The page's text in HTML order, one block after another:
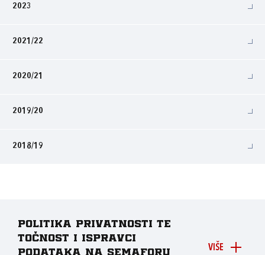
2023
2021/22
2020/21
2019/20
2018/19
VIŠE
Politika privatnosti te
točnost i ispravci
podataka na Semaforu